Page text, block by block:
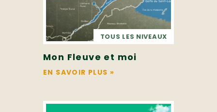
TOUS LES NIVEAUX
Mon Fleuve et moi
EN SAVOIR PLUS »